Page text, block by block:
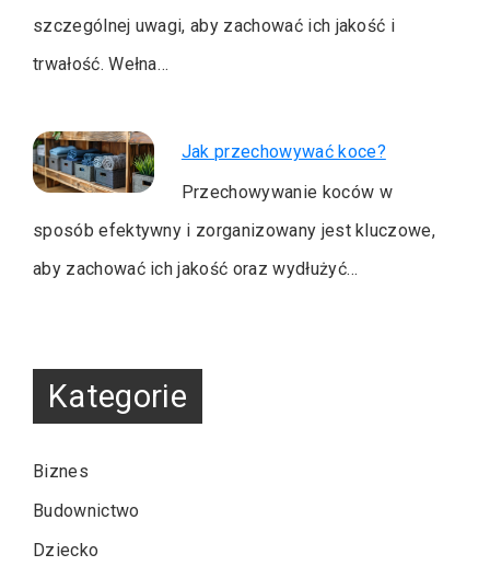
szczególnej uwagi, aby zachować ich jakość i
trwałość. Wełna…
Jak przechowywać koce?
Przechowywanie koców w
sposób efektywny i zorganizowany jest kluczowe,
aby zachować ich jakość oraz wydłużyć…
Kategorie
Biznes
Budownictwo
Dziecko